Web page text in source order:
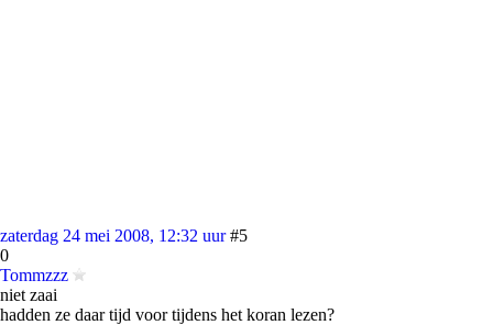
zaterdag 24 mei 2008, 12:32 uur #5
0
Tommzzz
niet zaai
hadden ze daar tijd voor tijdens het koran lezen?